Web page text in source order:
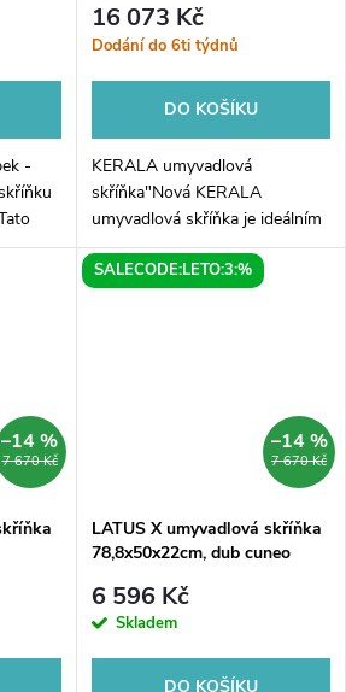
-
16 073 Kč
Dodání do 6ti týdnů
DO KOŠÍKU
KERALA umyvadlová
skříňka"Nová KERALA
umyvadlová skříňka je ideálním
doplňkem pro vaši koupelnu. S
rozměry 80x35x47,5 cm se
7 670 Kč
–14 %
SALECODE:LETO:3:%
7 670 Kč
–14 %
LATUS X umyvadlová skříňka
78,8x50x22cm, dub cuneo
6 596 Kč
Skladem
DO KOŠÍKU